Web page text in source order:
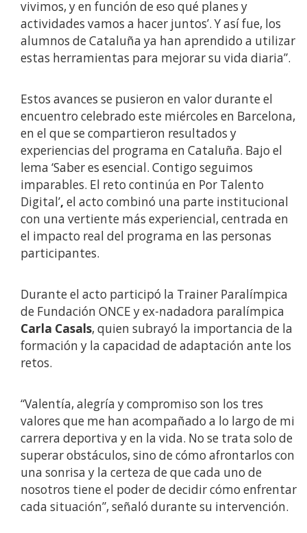
vivimos, y en función de eso qué planes y
actividades vamos a hacer juntos’. Y así fue, los
alumnos de Cataluña ya han aprendido a utilizar
estas herramientas para mejorar su vida diaria”.
Estos avances se pusieron en valor durante el
encuentro celebrado este miércoles en Barcelona,
en el que se compartieron resultados y
experiencias del programa en Cataluña. Bajo el
lema ‘Saber es esencial. Contigo seguimos
imparables. El reto continúa en Por Talento
Digital’, el acto combinó una parte institucional
con una vertiente más experiencial, centrada en
el impacto real del programa en las personas
participantes.
Durante el acto participó la Trainer Paralímpica
de Fundación ONCE y ex-nadadora paralímpica
Carla Casals, quien subrayó la importancia de la
formación y la capacidad de adaptación ante los
retos.
“Valentía, alegría y compromiso son los tres
valores que me han acompañado a lo largo de mi
carrera deportiva y en la vida. No se trata solo de
superar obstáculos, sino de cómo afrontarlos con
una sonrisa y la certeza de que cada uno de
nosotros tiene el poder de decidir cómo enfrentar
cada situación”, señaló durante su intervención.